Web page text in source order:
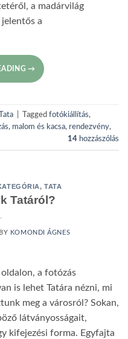
a madárvilág
a
→
Tata Tagged fotókiállítás,
, malom és kacsa, rendezvény,
14 hozzászólás
, TATA
Tatáról?
BY KOMONDI ÁGNES
a fotózás
is lehet Tatára nézni, mi
meg a városról? Sokan,
látványosságait,
kifejezési forma. Egyfajta